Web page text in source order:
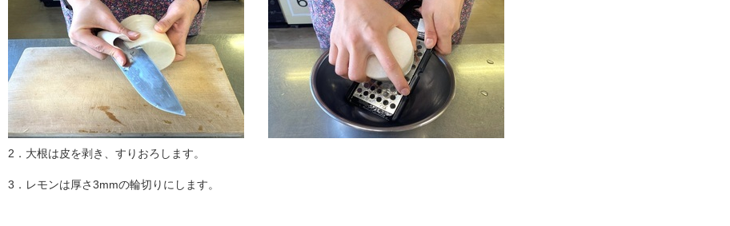
2．大根は皮を剥き、すりおろします。
3．レモンは厚さ3mmの輪切りにします。